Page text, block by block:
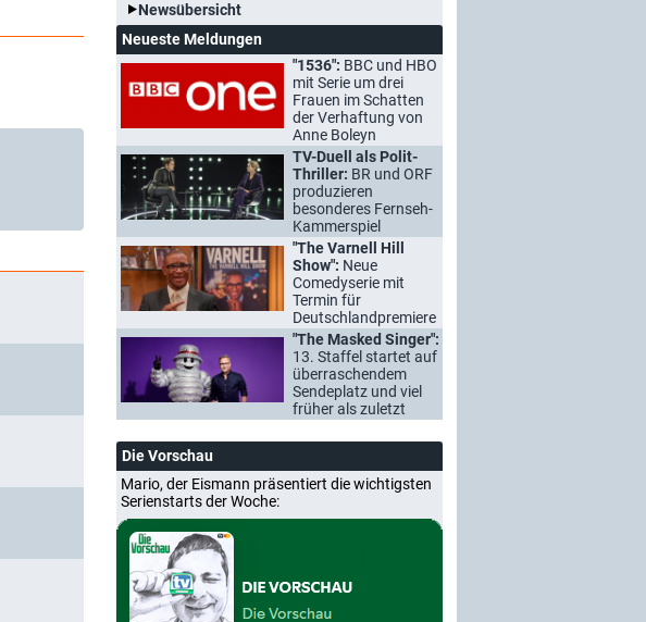
Newsübersicht
Neueste Meldungen
"1536": BBC und HBO
mit Serie um drei
Frauen im Schatten
der Verhaftung von
Anne Boleyn
TV-Duell als Polit-
Thriller: BR und ORF
produzieren
besonderes Fernseh-
Kammerspiel
"The Varnell Hill
Show": Neue
Comedyserie mit
Termin für
Deutschlandpremiere
"The Masked Singer":
13. Staffel startet auf
überraschendem
Sendeplatz und viel
früher als zuletzt
Die Vorschau
Mario, der Eismann präsentiert die wichtigsten
Serienstarts der Woche: